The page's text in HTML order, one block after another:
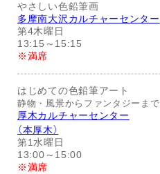
やさしい色鉛筆画
多摩南大沢カルチャーセンター
第4木曜日
13:15～15:15
※満席
はじめての色鉛筆アート
静物・風景からファンタジーまで
厚木カルチャーセンター
（本厚木）
第1水曜日
13:00～15:00
※満席